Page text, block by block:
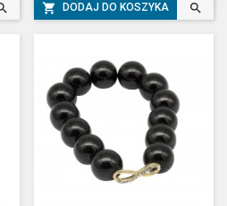
 DODAJ DO KOSZYKA 